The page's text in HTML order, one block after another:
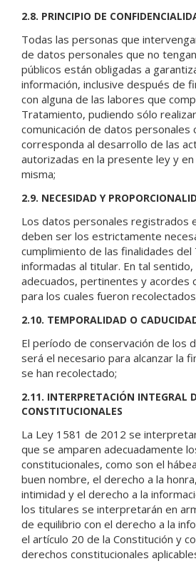
2.8. PRINCIPIO DE
Todas las personas que
de datos personales que no
públicos están obligadas a
información, inclusive después de
con alguna de las labores que
Tratamiento, pudiendo sólo
comunicación de datos personales
corresponda al desarrollo de las
autorizadas en la presente ley y
misma;
2.9. NECESIDAD Y
Los datos personales registrados
deben ser los estrictamente
cumplimiento de las finalidades
informadas al titular. En tal
adecuados, pertinentes y acordes
para los cuales fueron
2.10. TEMPORALIDAD O
El período de conservación de los
será el necesario para alcanzar la
se han recolectado;
2.11. INTERPRETACIÓN INTEGRAL
CONSTITUCIONALES
La Ley 1581 de 2012 se
que se amparen adecuadamente
constitucionales, como son el
buen nombre, el derecho a la
intimidad y el derecho a la
los titulares se interpretarán en
de equilibrio con el derecho a la
el artículo 20 de la Constitución y
derechos constitucionales